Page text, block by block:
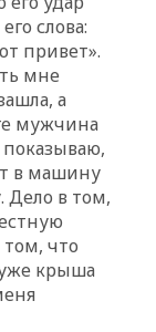
с 10-
РФ не получала
о прекращении
ж/д
В России вновь
по
алкоголя
Матвиенко:
могут
не посещать
слова:
привет».
мне
а
мужчина
показываю,
в машину
Дело в том,
что
крыша